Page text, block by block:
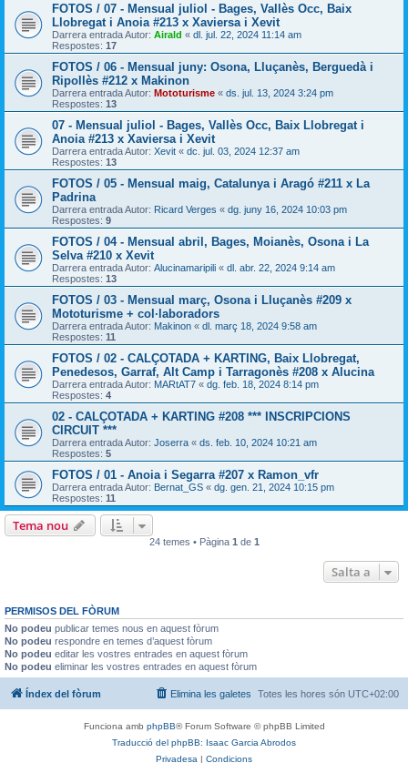
FOTOS / 07 - Mensual juliol - Bages, Vallès Occ, Baix
Llobregat i Anoia #213 x Xaviersa i Xevit
Darrera entrada Autor: Airald « dl. jul. 22, 2024 11:14 am
Respostes: 17
FOTOS / 06 - Mensual juny: Osona, Lluçanès, Berguedà i
Ripollès #212 x Makinon
Darrera entrada Autor: Mototurisme « ds. jul. 13, 2024 3:24 pm
Respostes: 13
07 - Mensual juliol - Bages, Vallès Occ, Baix Llobregat i
Anoia #213 x Xaviersa i Xevit
Darrera entrada Autor: Xevit « dc. jul. 03, 2024 12:37 am
Respostes: 13
FOTOS / 05 - Mensual maig, Catalunya i Aragó #211 x La
Padrina
Darrera entrada Autor: Ricard Verges « dg. juny 16, 2024 10:03 pm
Respostes: 9
FOTOS / 04 - Mensual abril, Bages, Moianès, Osona i La
Selva #210 x Xevit
Darrera entrada Autor: Alucinamaripili « dl. abr. 22, 2024 9:14 am
Respostes: 13
FOTOS / 03 - Mensual març, Osona i Lluçanès #209 x
Mototurisme + col·laboradors
Darrera entrada Autor: Makinon « dl. març 18, 2024 9:58 am
Respostes: 11
FOTOS / 02 - CALÇOTADA + KARTING, Baix Llobregat,
Penedesos, Garraf, Alt Camp i Tarragonès #208 x Alucina
Darrera entrada Autor: MARtAT7 « dg. feb. 18, 2024 8:14 pm
Respostes: 4
02 - CALÇOTADA + KARTING #208 *** INSCRIPCIONS
CIRCUIT ***
Darrera entrada Autor: Joserra « ds. feb. 10, 2024 10:21 am
Respostes: 5
FOTOS / 01 - Anoia i Segarra #207 x Ramon_vfr
Darrera entrada Autor: Bernat_GS « dg. gen. 21, 2024 10:15 pm
Respostes: 11
Tema nou
24 temes • Pàgina 1 de 1
Salta a
PERMISOS DEL FÒRUM
No podeu publicar temes nous en aquest fòrum
No podeu respondre en temes d’aquest fòrum
No podeu editar les vostres entrades en aquest fòrum
No podeu eliminar les vostres entrades en aquest fòrum
Índex del fòrum Totes les hores són UTC+02:00
Elimina les galetes
Funciona amb phpBB® Forum Software © phpBB Limited
Traducció del phpBB: Isaac Garcia Abrodos
Privadesa | Condicions